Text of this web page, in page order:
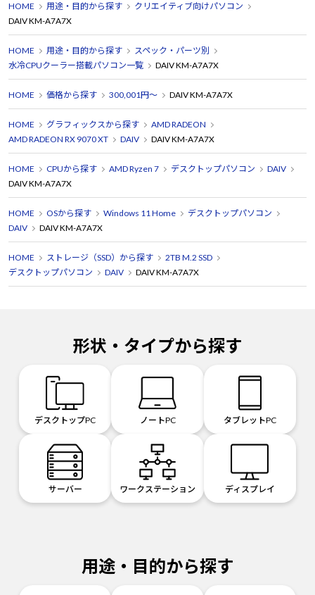
HOME 用途・目的から探す
クリエイティブ向けパソコン
DAIV KM-A7A7X
HOME 用途・目的から探す
スペック・パーツ別
水冷CPUクーラー搭載パソコン一覧
DAIV KM-A7A7X
HOME 価格から探す 300,001円～ DAIV KM-A7A7X
HOME グラフィックスから探す
AMD RADEON
AMD RADEON RX 9070 XT
DAIV DAIV KM-A7A7X
HOME CPUから探す AMD Ryzen 7 デスクトップパソコン
DAIV
DAIV KM-A7A7X
HOME OSから探す Windows 11 Home
デスクトップパソコン
DAIV
DAIV KM-A7A7X
HOME ストレージ（SSD）から探す
2TB M.2 SSD
デスクトップパソコン
DAIV DAIV KM-A7A7X
形状・タイプから探す
デスクトップPC ノートPC タブレットPC
サーバー ワークステーション ディスプレイ
用途・目的から探す